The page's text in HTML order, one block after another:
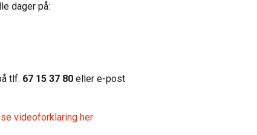
dager på:
tlf. 67 15 37 80 eller e-post
se videoforklaring her